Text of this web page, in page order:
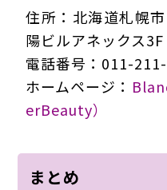
住所：北海道札幌
陽ビルアネックス3F
電話番号：011-
ホームページ：
erBeauty）
まとめ